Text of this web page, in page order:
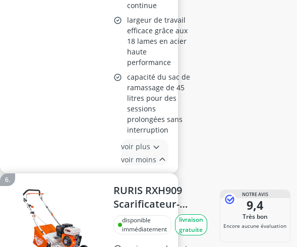
continue
largeur de travail
efficace grâce aux
18 lames en acier
haute
performance
capacité du sac de
ramassage de 45
litres pour des
sessions
prolongées sans
interruption
voir plus
voir moins
RURIS RXH909
Scarificateur-
Aérateur
Thermique 212
disponible
immédiatement
livraison
gratuite
NOTRE AVIS
9,4
Très bon
Encore aucune évaluation